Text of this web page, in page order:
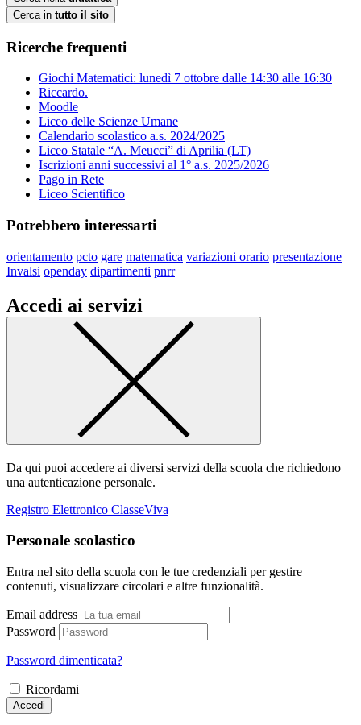
Cerca in tutto il sito
Ricerche frequenti
Giochi Matematici: lunedì 7 ottobre dalle 14:30 alle 16:30
Riccardo.
Moodle
Liceo delle Scienze Umane
Calendario scolastico a.s. 2024/2025
Liceo Statale “A. Meucci” di Aprilia (LT)
Iscrizioni anni successivi al 1° a.s. 2025/2026
Pago in Rete
Liceo Scientifico
Potrebbero interessarti
orientamento pcto gare matematica variazioni orario presentazione
Invalsi openday dipartimenti pnrr
Accedi ai servizi
Da qui puoi accedere ai diversi servizi della scuola che richiedono
una autenticazione personale.
Registro Elettronico ClasseViva
Personale scolastico
Entra nel sito della scuola con le tue credenziali per gestire
contenuti, visualizzare circolari e altre funzionalità.
Email address
Password
Password dimenticata?
Ricordami
Accedi